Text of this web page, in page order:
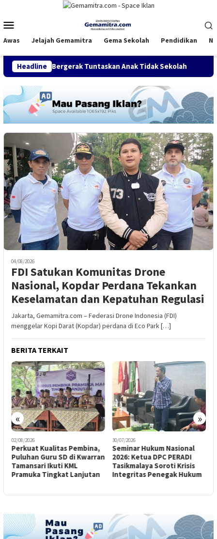
konten
Mobile
Awas Jelajah Gemamitra Gema Sekolah Pendidikan
Headline
Bergerak Tuntaskan Anak Tidak Sekolah FDI
04/08/2026
FDI Satukan Komunitas Drone
Nasional, Kopdar Perdana Tekankan
Keselamatan dan Kepatuhan Regulasi
Jakarta, Gemamitra.com – Federasi Drone Indonesia (FDI)
menggelar Kopi Darat (Kopdar) perdana di Eco Park […]
BERITA TERKAIT
« »
02/08/2026
Perkuat Kualitas Pembina,
Puluhan Guru SD di Kwarran
Tamansari Ikuti KML
Pramuka Tingkat Lanjutan
30/07/2026
Seminar Hukum Nasional
2026: Ketua DPC PERADI
Tasikmalaya Soroti Krisis
Integritas Penegak Hukum